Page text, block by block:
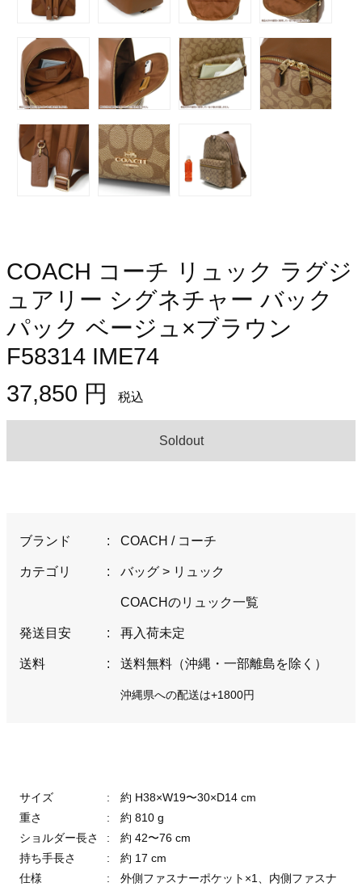
COACH コーチ リュック ラグジ
ュアリー シグネチャー バック
パック ベージュ×ブラウン
F58314 IME74
37,850 円
税込
Soldout
ブランド : COACH / コーチ
カテゴリ : バッグ> リュック
COACHのリュック一覧
発送目安 : 再入荷未定
送料 : 送料無料（沖縄・一部離島を除く）
沖縄県への配送は+1800円
サイズ :
約 H38×W19〜30×D14 cm
重さ
:
約 810 g
ショルダー長さ
:
約 42〜76 cm
持ち手長さ
:
約 17 cm
仕様
: 外側ファスナーポケット×1、内側ファスナ